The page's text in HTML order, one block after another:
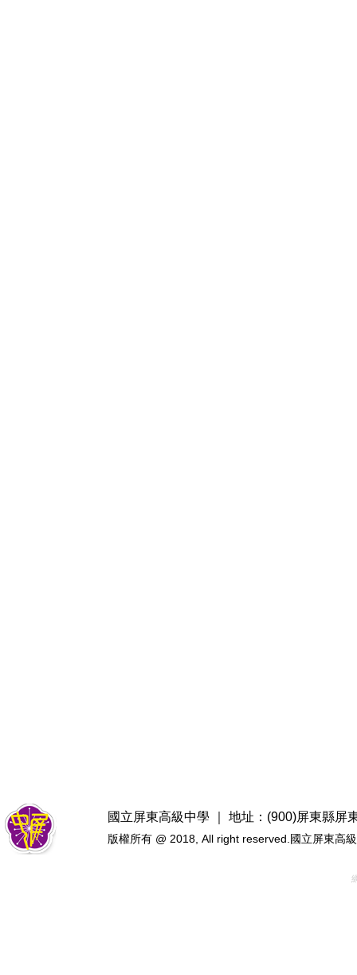
國立屏東高級中學 ｜ 地址：(900)屏東縣屏
版權所有 @ 2018, All right reserved.國立屏東高